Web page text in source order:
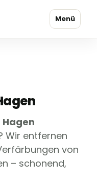
Menü
Wir entfernen
von
– schonend,